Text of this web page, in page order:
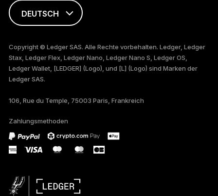
DEUTSCH
FRANÇAIS
TÜRKÇE
PORTUGUÊS
ภาษาไทย
Copyright © Ledger SAS. Alle Rechte vorbehalten. Ledger, Ledger
Stax, Ledger Flex, Ledger Nano, Ledger Nano S, Ledger OS,
Ledger Wallet, [LEDGER] (Logo), und [L] (Logo) sind Marken der
Ledger SAS.
106, Rue du Temple, 75003 Paris, Frankreich
Zahlungsmethoden